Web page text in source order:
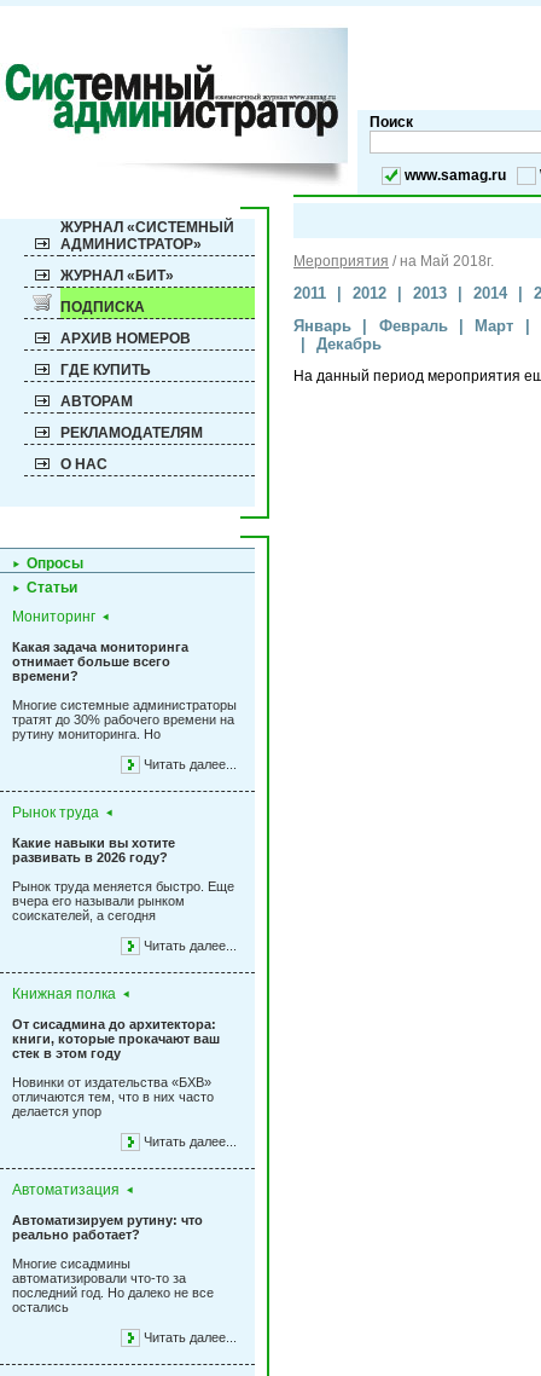
Поиск
www.samag.ru
ЖУРНАЛ «СИСТЕМНЫЙ
АДМИНИСТРАТОР»
ЖУРНАЛ «БИТ»
ПОДПИСКА
АРХИВ НОМЕРОВ
ГДЕ КУПИТЬ
АВТОРАМ
РЕКЛАМОДАТЕЛЯМ
О НАС
Опросы
Статьи
Мониторинг
Какая задача мониторинга
отнимает больше всего
времени?
Многие системные администраторы
тратят до 30% рабочего времени на
рутину мониторинга. Но
Читать далее...
Рынок труда
Какие навыки вы хотите
развивать в 2026 году?
Рынок труда меняется быстро. Еще
вчера его называли рынком
соискателей, а сегодня
Читать далее...
Книжная полка
От сисадмина до архитектора:
книги, которые прокачают ваш
стек в этом году
Новинки от издательства «БХВ»
отличаются тем, что в них часто
делается упор
Читать далее...
Автоматизация
Автоматизируем рутину: что
реально работает?
Многие сисадмины
автоматизировали что-то за
последний год. Но далеко не все
остались
Читать далее...
Мероприятия / на Май 2018г.
2011 2012 2013 2014
Январь
Февраль Март
Декабрь
На данный период мероприятия